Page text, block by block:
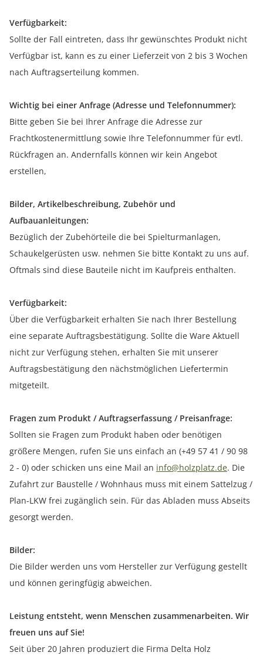
Verfügbarkeit:
Sollte der Fall eintreten, dass Ihr gewünschtes Produkt nicht
Verfügbar ist, kann es zu einer Lieferzeit von 2 bis 3 Wochen
nach Auftragserteilung kommen.
Wichtig bei einer Anfrage (Adresse und Telefonnummer):
Bitte geben Sie bei Ihrer Anfrage die Adresse zur
Frachtkostenermittlung sowie Ihre Telefonnummer für evtl.
Rückfragen an. Andernfalls können wir kein Angebot
erstellen,
Bilder, Artikelbeschreibung, Zubehör und
Aufbauanleitungen:
Bezüglich der Zubehörteile die bei Spielturmanlagen,
Schaukelgerüsten usw. nehmen Sie bitte Kontakt zu uns auf.
Oftmals sind diese Bauteile nicht im Kaufpreis enthalten.
Verfügbarkeit:
Über die Verfügbarkeit erhalten Sie nach Ihrer Bestellung
eine separate Auftragsbestätigung. Sollte die Ware Aktuell
nicht zur Verfügung stehen, erhalten Sie mit unserer
Auftragsbestätigung den nächstmöglichen Liefertermin
mitgeteilt.
Fragen zum Produkt / Auftragserfassung / Preisanfrage:
Sollten sie Fragen zum Produkt haben oder benötigen
größere Mengen, rufen Sie uns einfach an (+49 57 41 / 90 98
2 - 0) oder schicken uns eine Mail an info@holzplatz.de. Die
Zufahrt zur Baustelle / Wohnhaus muss mit einem Sattelzug /
Plan-LKW frei zugänglich sein. Für das Abladen muss Abseits
gesorgt werden.
Bilder:
Die Bilder werden uns vom Hersteller zur Verfügung gestellt
und können geringfügig abweichen.
Leistung entsteht, wenn Menschen zusammenarbeiten. Wir
freuen uns auf Sie!
Seit über 20 Jahren produziert die Firma Delta Holz